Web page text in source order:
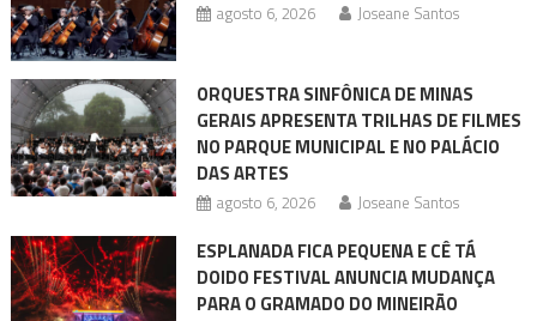
agosto 6, 2026 Joseane Santos
ORQUESTRA SINFÔNICA DE MINAS
GERAIS APRESENTA TRILHAS DE FILMES
NO PARQUE MUNICIPAL E NO PALÁCIO
DAS ARTES
agosto 6, 2026 Joseane Santos
ESPLANADA FICA PEQUENA E CÊ TÁ
DOIDO FESTIVAL ANUNCIA MUDANÇA
PARA O GRAMADO DO MINEIRÃO